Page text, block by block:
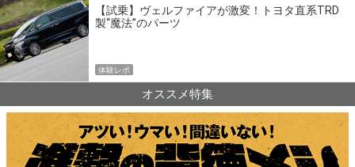
【試乗】ヴェルファイアが激変！トヨタ直系TRD
製“魔法”のパーツ
体験レポ
オススメ特集